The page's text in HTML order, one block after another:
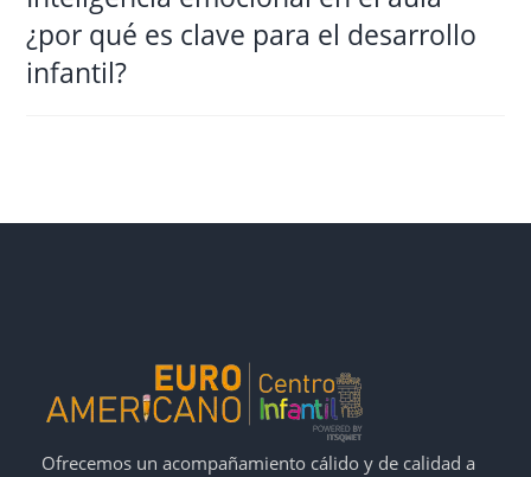
¿por qué es clave para el desarrollo
infantil?
Ofrecemos un acompañamiento cálido y de calidad a